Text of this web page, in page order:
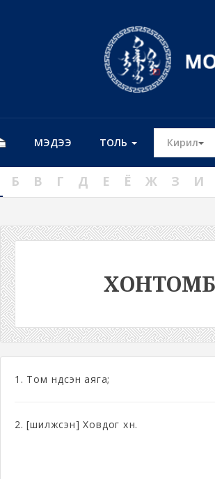
МЭДЭЭ ТОЛЬ Кирил
Б В Г Д Е Ё Ж З И
1. Том үндсэн аяга;
2. [шилжсэн] Ховдог хүн.